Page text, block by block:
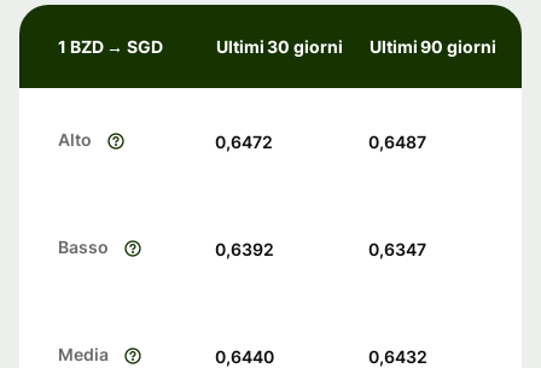
1 BZD → SGD Ultimi 30 giorni Ultimi 90 giorni
Alto 0,6472 0,6487
Basso 0,6392 0,6347
Media 0,6440 0,6432